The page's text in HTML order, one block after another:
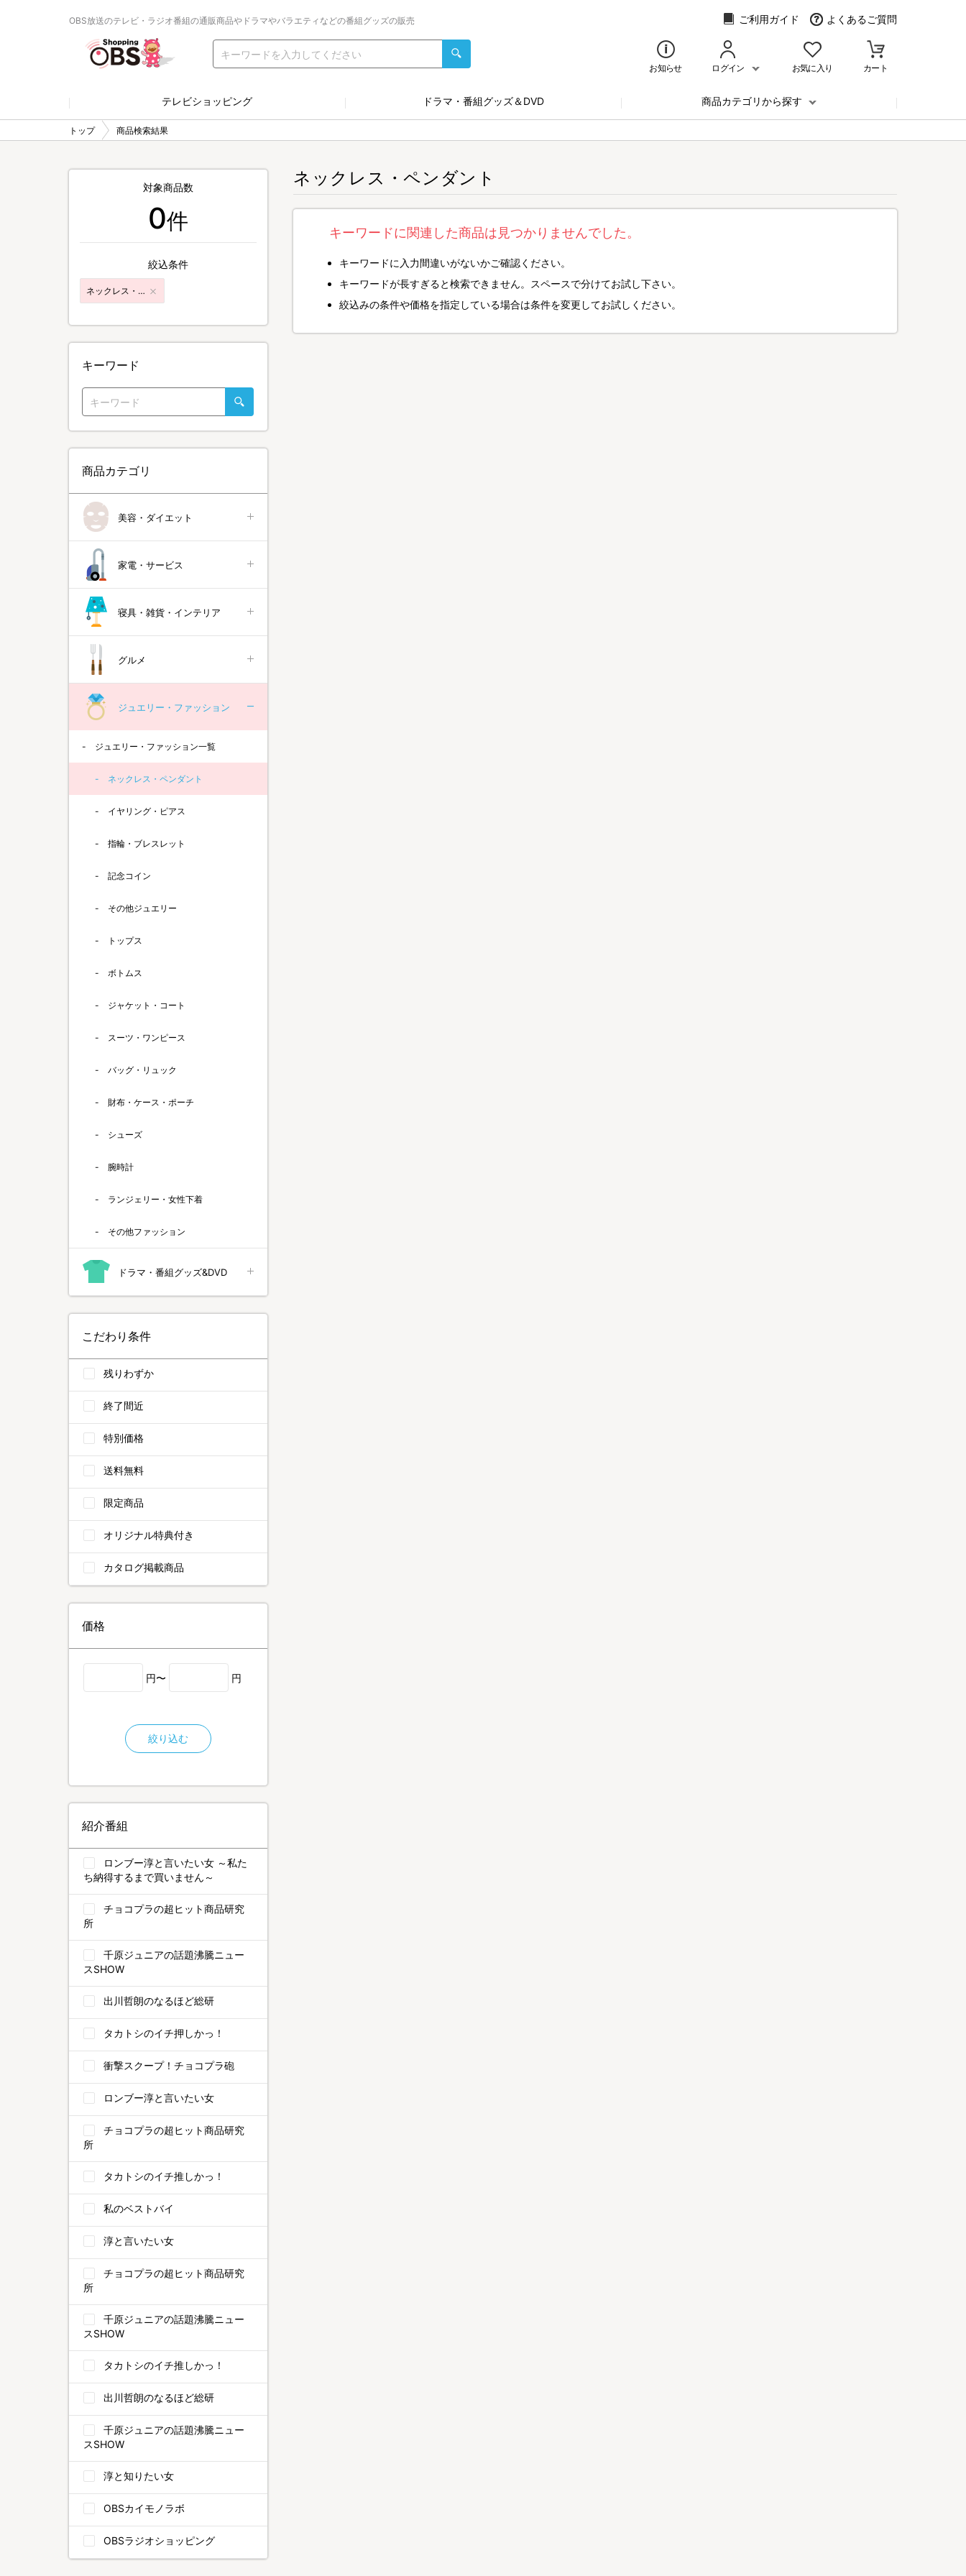
OBS放送のテレビ・ラジオ番組の通販商品やドラマやバラエティなどの番組グッズの販売 ご利用ガイド よくあるご質問
お知らせ ログイン お気に入り カート
テレビショッピング ドラマ・番組グッズ＆DVD 商品カテゴリから探す
トップ 商品検索結果
ネックレス・ペンダント
キーワードに関連した商品は見つかりませんでした。
キーワードに入力間違いがないかご確認ください。
キーワードが長すぎると検索できません。スペースで分けてお試し下さい。
絞込みの条件や価格を指定している場合は条件を変更してお試しください。
対象商品数
0件
絞込条件
ネックレス・ペンダント
キーワード
商品カテゴリ
美容・ダイエット
家電・サービス
寝具・雑貨・インテリア
グルメ
ジュエリー・ファッション
ジュエリー・ファッション一覧
ネックレス・ペンダント
イヤリング・ピアス
指輪・ブレスレット
記念コイン
その他ジュエリー
トップス
ボトムス
ジャケット・コート
スーツ・ワンピース
バッグ・リュック
財布・ケース・ポーチ
シューズ
腕時計
ランジェリー・女性下着
その他ファッション
ドラマ・番組グッズ&DVD
こだわり条件
残りわずか
終了間近
特別価格
送料無料
限定商品
オリジナル特典付き
カタログ掲載商品
価格
円〜 円
絞り込む
紹介番組
ロンブー淳と言いたい女 ～私た
ち納得するまで買いません～
チョコプラの超ヒット商品研究
所
千原ジュニアの話題沸騰ニュー
スSHOW
出川哲朗のなるほど総研
タカトシのイチ押しかっ！
衝撃スクープ！チョコプラ砲
ロンブー淳と言いたい女
チョコプラの超ヒット商品研究
所
タカトシのイチ推しかっ！
私のベストバイ
淳と言いたい女
チョコプラの超ヒット商品研究
所
千原ジュニアの話題沸騰ニュー
スSHOW
タカトシのイチ推しかっ！
出川哲朗のなるほど総研
千原ジュニアの話題沸騰ニュー
スSHOW
淳と知りたい女
OBSカイモノラボ
OBSラジオショッピング